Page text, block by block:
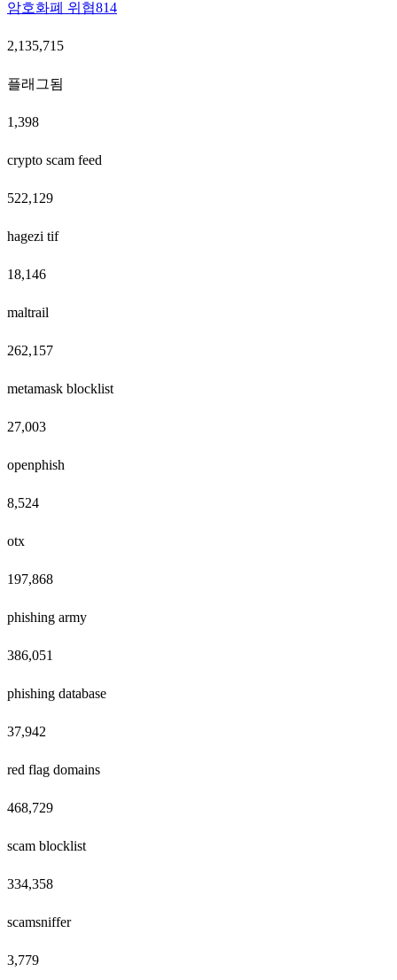
암호화폐 위협814
2,135,715
플래그됨
1,398
crypto scam feed
522,129
hagezi tif
18,146
maltrail
262,157
metamask blocklist
27,003
openphish
8,524
otx
197,868
phishing army
386,051
phishing database
37,942
red flag domains
468,729
scam blocklist
334,358
scamsniffer
3,779